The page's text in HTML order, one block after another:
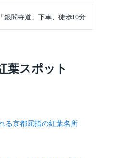
銀閣寺道」下車、徒歩10分
葉スポット
る京都屈指の紅葉名所